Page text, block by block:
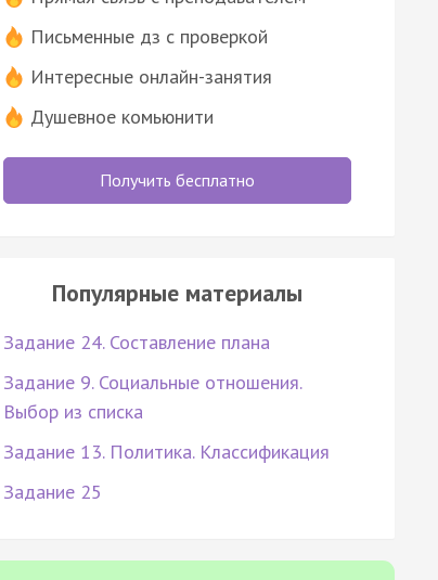
Письменные дз с проверкой
Интересные онлайн-занятия
Душевное комьюнити
Получить бесплатно
Популярные материалы
Задание 24. Составление плана
Задание 9. Социальные отношения.
Выбор из списка
Задание 13. Политика. Классификация
Задание 25